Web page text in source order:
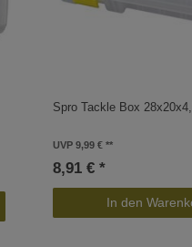
Spro Tackle Box
UVP 9,99 €
8,91 € *
In den